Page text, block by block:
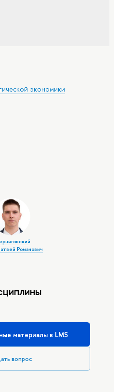
экономики
Романович
материалы в LMS
вопрос